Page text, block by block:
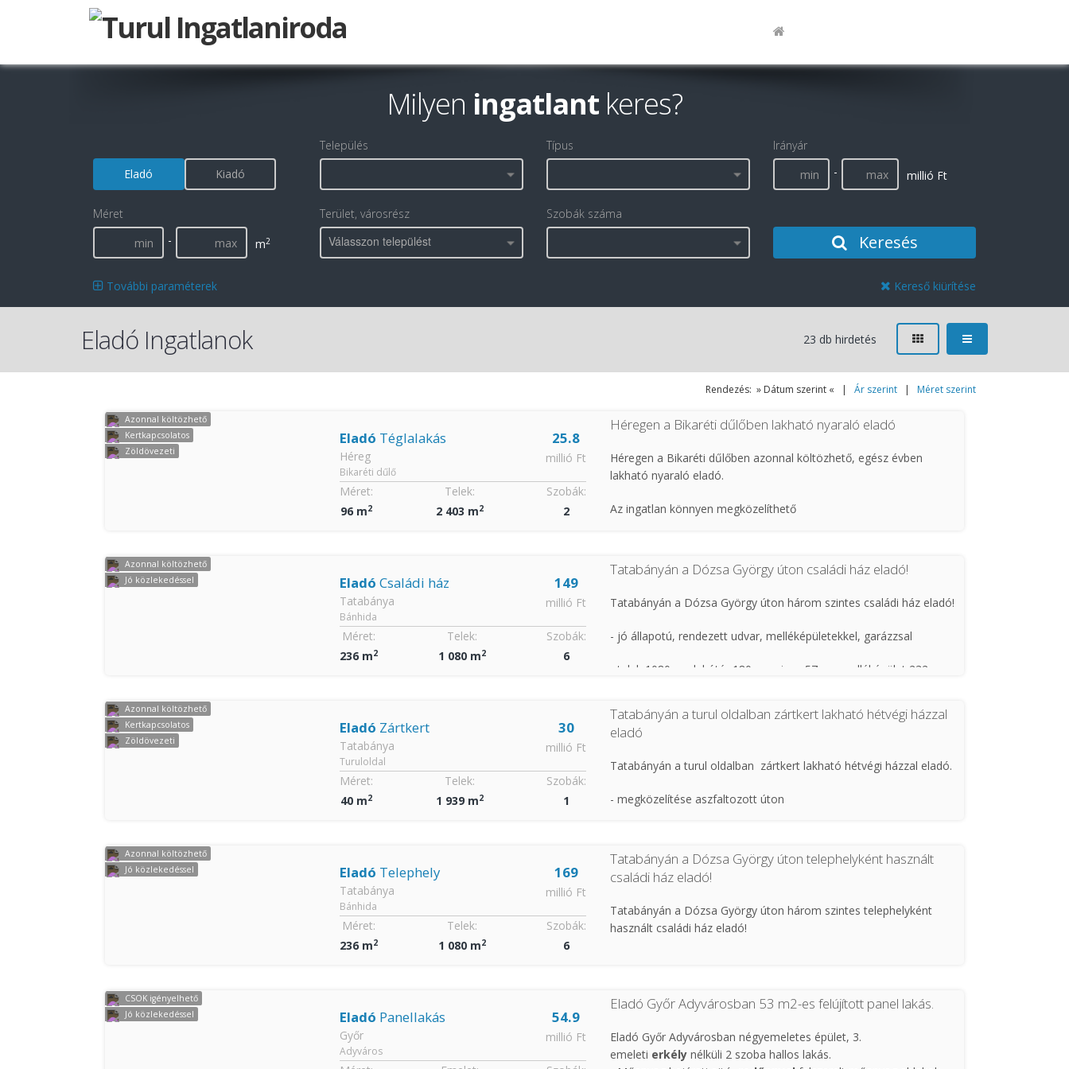
Milyen ingatlant keres?
Eladó Kiadó
Település Típus
Irányár
-
millió Ft
Méret
-
m2
Terület, városrész
Válasszon települést
Szobák száma
Keresés
További paraméterek Kereső kiürítése
23 db hirdetés
Eladó Ingatlanok
Rendezés: » Dátum szerint « | Ár szerint | Méret szerint
Azonnal költözhető
Kertkapcsolatos
Zöldövezeti
25.8
millió Ft
Eladó Téglalakás
Héreg
Bikaréti dűlő
Szobák:
2
Méret:
96 m2
Telek:
2 403 m2
Héregen a Bikaréti dűlőben lakható nyaraló eladó
Héregen a Bikaréti dűlőben azonnal költözhető, egész évben
lakható nyaraló eladó.
Az ingatlan könnyen megközelíthető
Víz, villany, optikai kábel bevezetve
Telek terület 2400 nm épület 96 nm
Nyílászárók szigeteltek
Melléképület 40 nm
Irányár: 25,8 M
Azonnal költözhető
Jó közlekedéssel
149
millió Ft
Eladó Családi ház
Tatabánya
Bánhida
Szobák:
6
Méret:
236 m2
Telek:
1 080 m2
Tatabányán a Dózsa György úton családi ház eladó!
Tatabányán a Dózsa György úton három szintes családi ház eladó!
- jó állapotú, rendezett udvar, melléképületekkel, garázzsal
- telek 1080 nm lakótér 180 nm pince 57 nm melléképület 232 nm
- az épület szigetelt, nyílászárók hőszigeteltek
- fűtés kondenzációs gázkazán, hűtő-fűtő klíma
- mindkét lakószinten van vizesblokk, fürdőszoba nincs kialakítva
- alkalmas nagycsaládosoknak, irodának, üzlethelyiségnek ,
rendelőnek.
Irányár 149 M Ft
Azonnal költözhető
Kertkapcsolatos
Zöldövezeti
30
millió Ft
Eladó Zártkert
Tatabánya
Turuloldal
Szobák:
1
Méret:
40 m2
Telek:
1 939 m2
Tatabányán a turul oldalban zártkert lakható hétvégi házzal
eladó
Tatabányán a turul oldalban zártkert lakható hétvégi házzal eladó.
- megközelítése aszfaltozott úton
- szőlő és termő gyümölcsfák, gondozott kert
WC, szoba, üvegház
Azonnal költözhető
Jó közlekedéssel
169
millió Ft
Eladó Telephely
Tatabánya
Bánhida
Szobák:
6
Méret:
236 m2
Telek:
1 080 m2
Tatabányán a Dózsa György úton telephelyként használt
családi ház eladó!
Tatabányán a Dózsa György úton három szintes telephelyként
használt családi ház eladó!
- telek 1080 nm lakótér 180 nm pince 57 nm melléképület 232 nm
- az épület szigetelt, nyílászárók hőszigeteltek
CSOK igényelhető
Jó közlekedéssel
54.9
millió Ft
Eladó Panellakás
Győr
Adyváros
Eladó Győr Adyvárosban 53 m2-es felújított panel lakás.
Eladó Győr Adyvárosban négyemeletes épület, 3.
emeleti erkély nélküli 2 szoba hallos lakás.